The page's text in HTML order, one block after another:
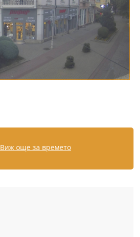
Виж още за времето